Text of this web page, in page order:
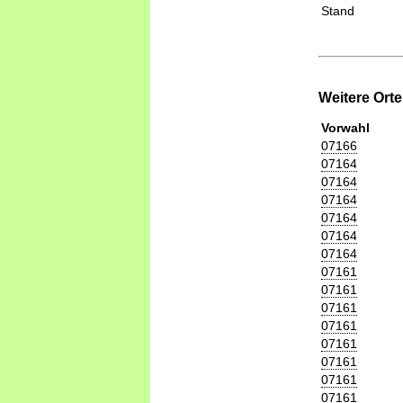
Stand
Weitere
Vorwahl
07166
07164
07164
07164
07164
07164
07164
07161
07161
07161
07161
07161
07161
07161
07161